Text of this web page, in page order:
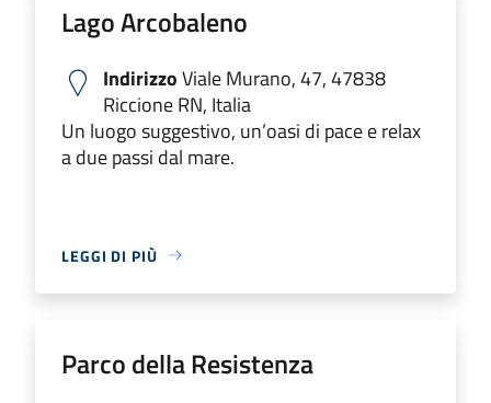
Lago Arcobaleno
IndirizzoViale Murano, 47, 47838
Riccione RN, Italia
Un luogo suggestivo, un’oasi di pace e relax
a due passi dal mare.
LEGGI DI PIÙ
Parco della Resistenza